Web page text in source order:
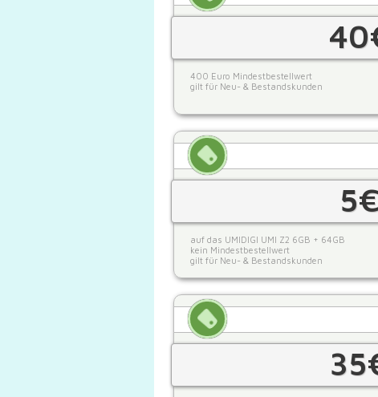
400 Euro Mindestbestellwert
gilt für Neu- & Bestandskunden
auf das UMIDIGI UMI Z2 6GB + 64GB
kein Mindestbestellwert
gilt für Neu- & Bestandskunden